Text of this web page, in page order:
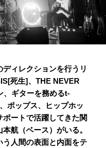
ィレクションを行うリ
死生]、THE NEVER
、ギターを務めるt-
ポップス、ヒップホッ
ートで活躍してきた関
航（ベース）がいる。
う人間の表面と内面をテ